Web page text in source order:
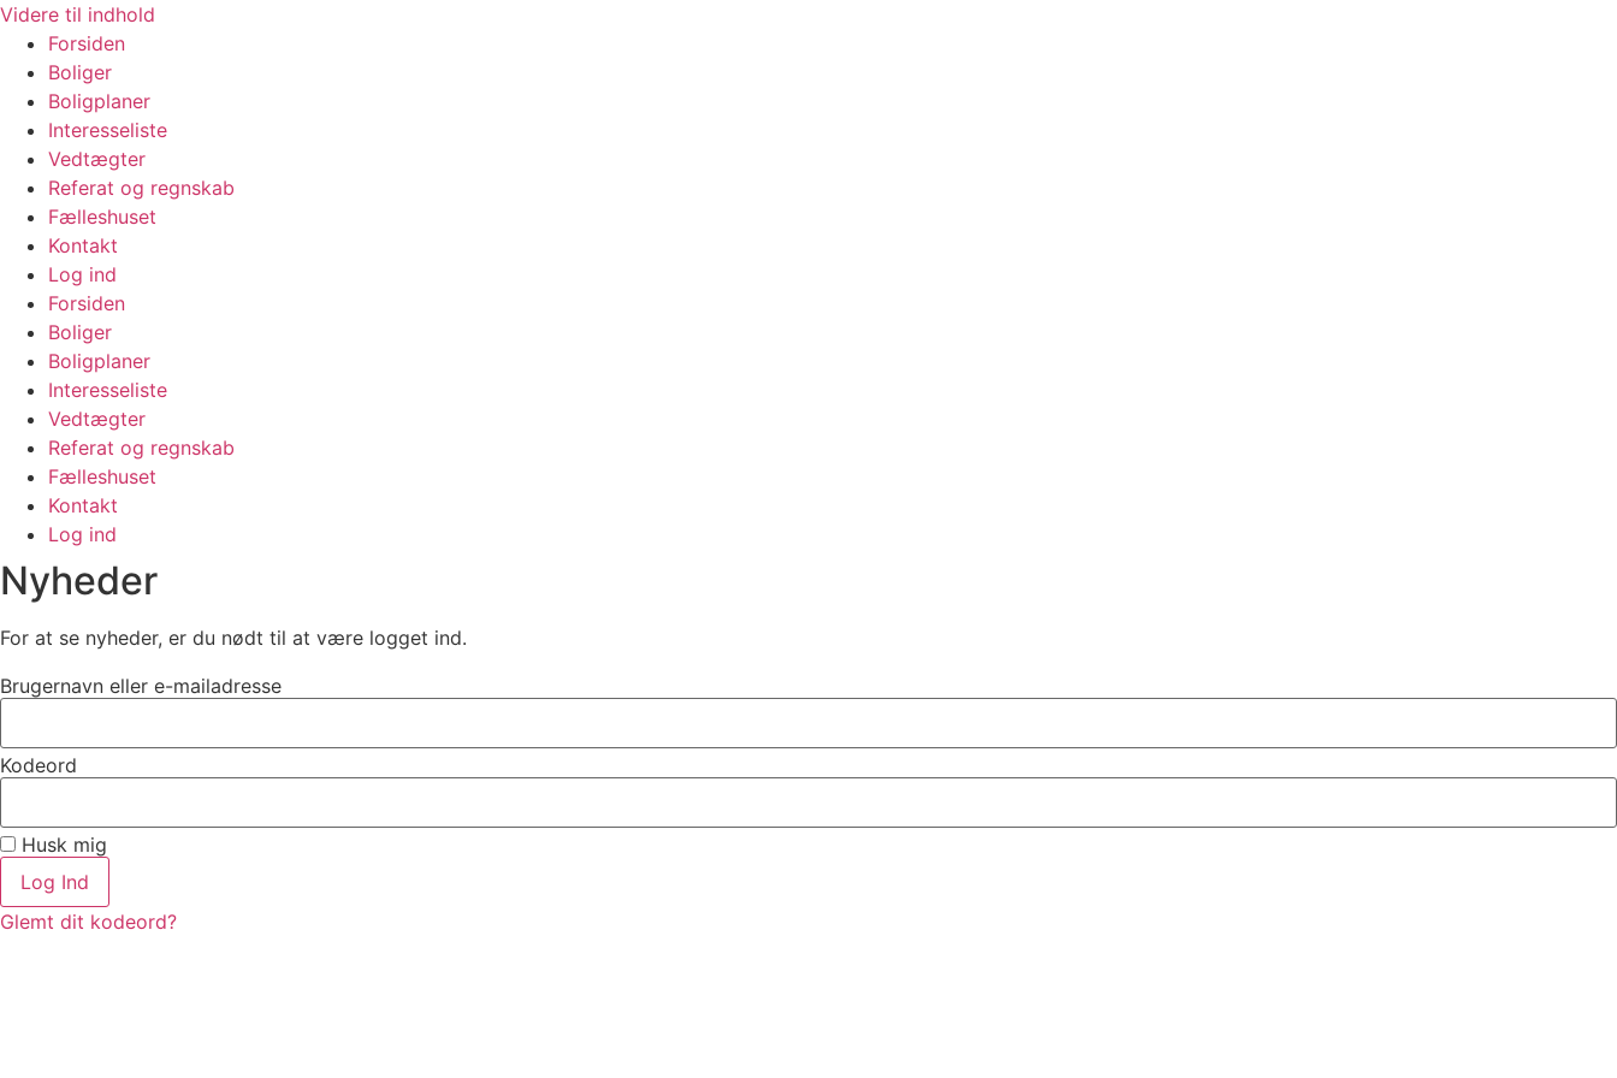
Videre til indhold
Forsiden
Boliger
Boligplaner
Interesseliste
Vedtægter
Referat og regnskab
Fælleshuset
Kontakt
Log ind
Forsiden
Boliger
Boligplaner
Interesseliste
Vedtægter
Referat og regnskab
Fælleshuset
Kontakt
Log ind
Nyheder
For at se nyheder, er du nødt til at være logget ind.
Brugernavn eller e-mailadresse
Kodeord
Husk mig
Log Ind
Glemt dit kodeord?